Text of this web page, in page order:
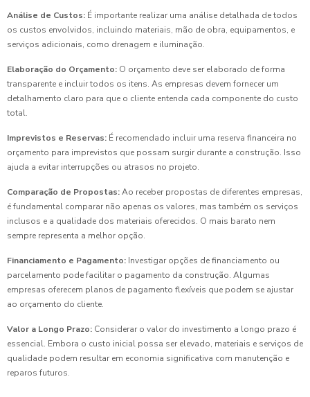
Análise de Custos: É importante realizar uma análise detalhada de todos
os custos envolvidos, incluindo materiais, mão de obra, equipamentos, e
serviços adicionais, como drenagem e iluminação.
Elaboração do Orçamento: O orçamento deve ser elaborado de forma
transparente e incluir todos os itens. As empresas devem fornecer um
detalhamento claro para que o cliente entenda cada componente do custo
total.
Imprevistos e Reservas: É recomendado incluir uma reserva financeira no
orçamento para imprevistos que possam surgir durante a construção. Isso
ajuda a evitar interrupções ou atrasos no projeto.
Comparação de Propostas:Ao receber propostas de diferentes empresas,
é fundamental comparar não apenas os valores, mas também os serviços
inclusos e a qualidade dos materiais oferecidos. O mais barato nem
sempre representa a melhor opção.
Financiamento e Pagamento: Investigar opções de financiamento ou
parcelamento pode facilitar o pagamento da construção. Algumas
empresas oferecem planos de pagamento flexíveis que podem se ajustar
ao orçamento do cliente.
Valor a Longo Prazo: Considerar o valor do investimento a longo prazo é
essencial. Embora o custo inicial possa ser elevado, materiais e serviços de
qualidade podem resultar em economia significativa com manutenção e
reparos futuros.